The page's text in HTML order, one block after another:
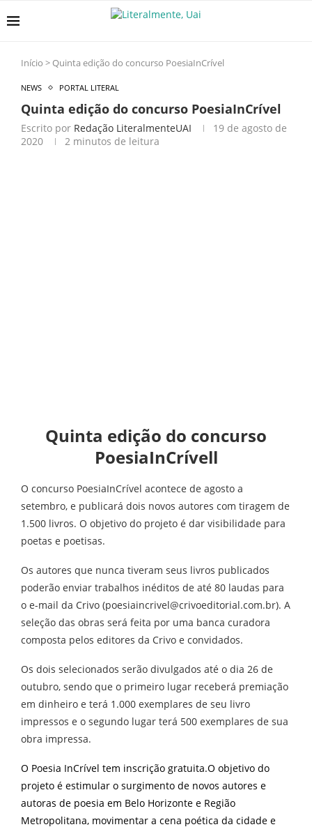
Início > Quinta edição do concurso PoesiaInCrível
NEWS PORTAL LITERAL
Quinta edição do concurso PoesiaInCrível
Escrito por Redação LiteralmenteUAI
19 de agosto de
2020
2 minutos de leitura
Quinta edição do concurso
PoesiaInCrívell
O concurso PoesiaInCrível acontece de agosto a
setembro, e publicará dois novos autores com tiragem de
1.500 livros. O objetivo do projeto é dar visibilidade para
poetas e poetisas.
Os autores que nunca tiveram seus livros publicados
poderão enviar trabalhos inéditos de até 80 laudas para
o e-mail da Crivo (poesiaincrivel@crivoeditorial.com.br). A
seleção das obras será feita por uma banca curadora
composta pelos editores da Crivo e convidados.
Os dois selecionados serão divulgados até o dia 26 de
outubro, sendo que o primeiro lugar receberá premiação
em dinheiro e terá 1.000 exemplares de seu livro
impressos e o segundo lugar terá 500 exemplares de sua
obra impressa.
O Poesia InCrível tem inscrição gratuita.O objetivo do
projeto é estimular o surgimento de novos autores e
autoras de poesia em Belo Horizonte e Região
Metropolitana, movimentar a cena poética da cidade e